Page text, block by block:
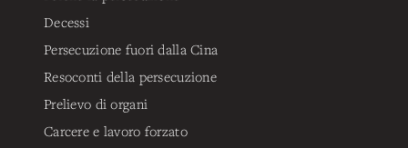
Decessi
Persecuzione fuori dalla Cina
Resoconti della persecuzione
Prelievo di organi
Carcere e lavoro forzato